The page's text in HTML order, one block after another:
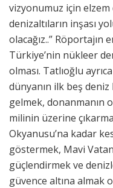
vizyonumuz için
denizaltıların inşası
olacağız..” Röportajın
Türkiye’nin nükleer
olması. Tatlıoğlu
dünyanın ilk beş
gelmek, donanmanın
milinin üzerine
Okyanusu’na kadar
göstermek, Mavi
güçlendirmek ve
güvence altına almak